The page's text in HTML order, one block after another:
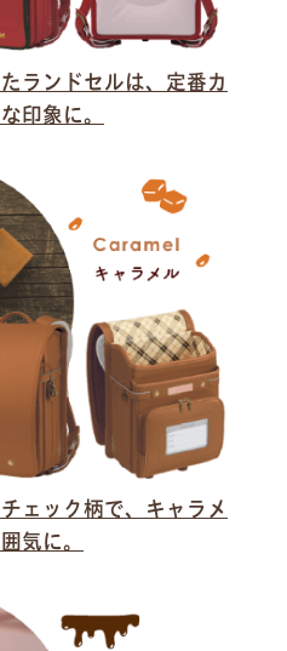
ランドセルは、定番カ
印象に。
ェック柄で、キャラメ
気に。